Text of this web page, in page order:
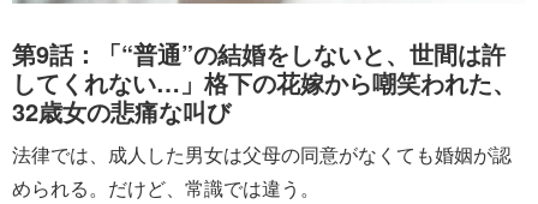
第9話：「“普通”の結婚をしないと、世間は許
してくれない…」格下の花嫁から嘲笑われた、
32歳女の悲痛な叫び
法律では、成人した男女は父母の同意がなくても婚姻が認
められる。だけど、常識では違う。